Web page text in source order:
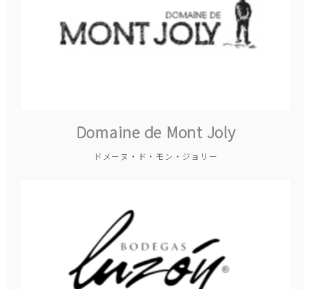
Domaine de Mont Joly
ドメーヌ・ド・モン・ジョリー